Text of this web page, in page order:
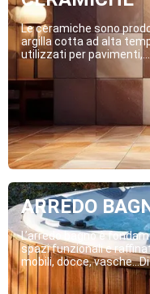
Le ceramiche sono
argilla cotta ad alta
utilizzati per
ARREDO
L’arredo bagno è
spazi funzionali e
mobili, docce,